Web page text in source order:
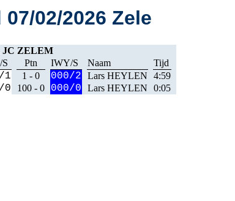
02/2026 Zele
JC ZELEM
Ptn IWY/S Naam
Tijd
1 1 - 0 000/2 Lars HEYLEN
4:59
0 100 - 0 000/0 Lars HEYLEN 0:05